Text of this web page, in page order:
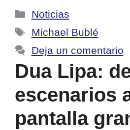
Categorías
Noticias
Etiquetas
Michael Bublé
Deja un comentario
Dua Lipa:
escenarios
pantalla